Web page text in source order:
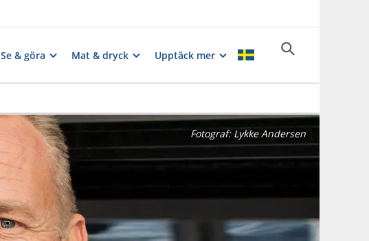
Se & göra Mat & dryck Upptäck mer
Fotograf: Lykke Andersen